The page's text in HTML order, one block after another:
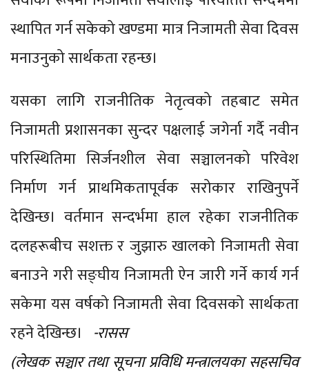
स्थापित गर्न सकेको खण्डमा मात्र निजामती सेवा दिवस
मनाउनुको सार्थकता रहन्छ।
यसका लागि राजनीतिक नेतृत्वको तहबाट समेत
निजामती प्रशासनका सुन्दर पक्षलाई जगेर्ना गर्दै नवीन
परिस्थितिमा सिर्जनशील सेवा सञ्चालनको परिवेश
निर्माण गर्न प्राथमिकतापूर्वक सरोकार राखिनुपर्ने
देखिन्छ। वर्तमान सन्दर्भमा हाल रहेका राजनीतिक
दलहरूबीच सशक्त र जुझारु खालको निजामती सेवा
बनाउने गरी सङ्घीय निजामती ऐन जारी गर्ने कार्य गर्न
सकेमा यस वर्षको निजामती सेवा दिवसको सार्थकता
रहने देखिन्छ। -रासस
(लेखक सञ्चार तथा सूचना प्रविधि मन्त्रालयका सहसचिव